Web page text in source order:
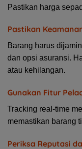
Pastikan harga
Pastikan
Barang harus
dan opsi asuransi.
atau kehilangan.
Gunakan Fitur
Tracking real-time
memastikan barang
Periksa Reputasi